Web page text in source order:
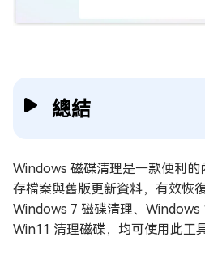
總結
Windows 磁碟清理是一款便利的
存檔案與舊版更新資料，有效恢
Windows 7 磁碟清理、Windows
Win11 清理磁碟，均可使用此工